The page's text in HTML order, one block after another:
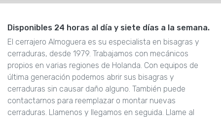
Disponibles 24 horas al día y siete días a la semana.
El cerrajero Almoguera es su especialista en bisagras y
cerraduras, desde 1979. Trabajamos con mecánicos
propios en varias regiones de Holanda. Con equipos de
última generación podemos abrir sus bisagras y
cerraduras sin causar daño alguno. También puede
contactarnos para reemplazar o montar nuevas
cerraduras. Llamenos y llegamos en seguida. Llame al